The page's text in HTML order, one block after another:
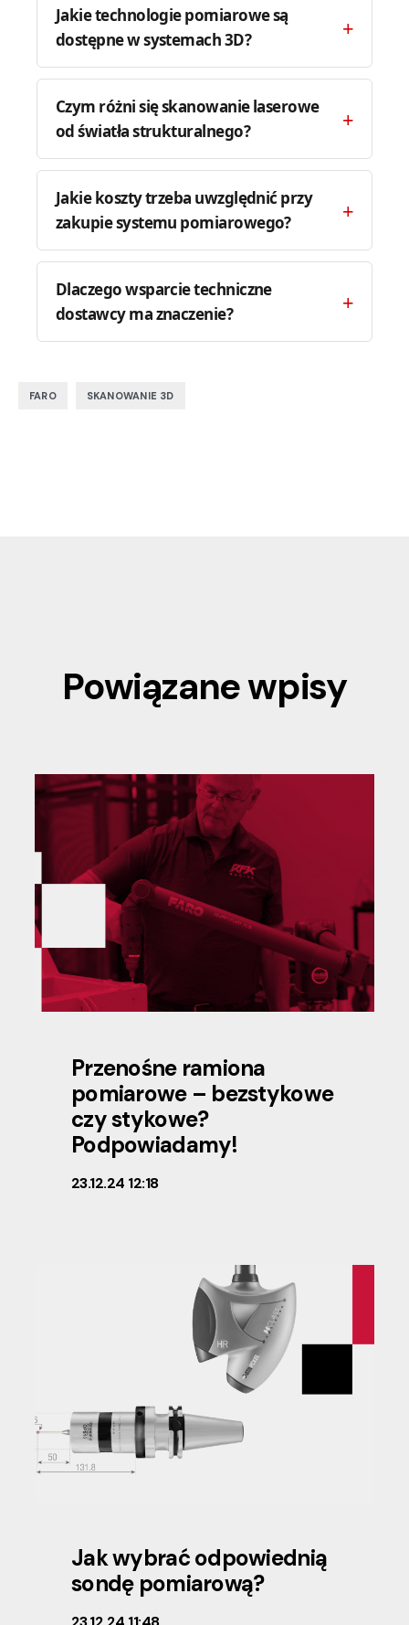
Jakie technologie pomiarowe są
dostępne w systemach 3D?
Czym różni się skanowanie laserowe
od światła strukturalnego?
Jakie koszty trzeba uwzględnić przy
zakupie systemu pomiarowego?
Dlaczego wsparcie techniczne
dostawcy ma znaczenie?
FARO SKANOWANIE 3D
Powiązane wpisy
Przenośne ramiona
pomiarowe – bezstykowe
czy stykowe?
Podpowiadamy!
23.12.24 12:18
Jak wybrać odpowiednią
sondę pomiarową?